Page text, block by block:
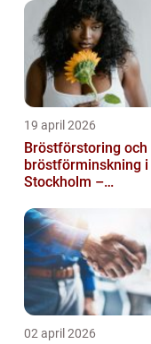
19 april 2026
Bröstförstoring och
bröstförminskning i
Stockholm –
02 april 2026